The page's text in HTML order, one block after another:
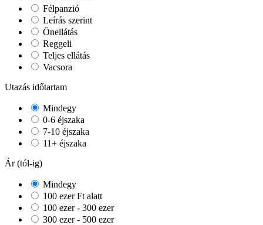
Félpanzió
Leírás szerint
Önellátás
Reggeli
Teljes ellátás
Vacsora
Utazás időtartam
Mindegy
0-6 éjszaka
7-10 éjszaka
11+ éjszaka
Ár (tól-ig)
Mindegy
100 ezer Ft alatt
100 ezer - 300 ezer
300 ezer - 500 ezer